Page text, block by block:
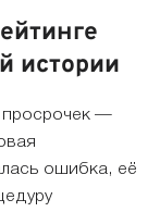
истории
просрочек —
ошибка, её